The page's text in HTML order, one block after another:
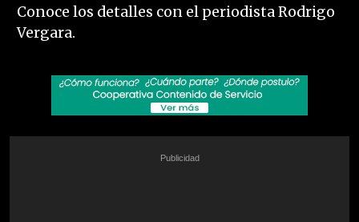
Conoce los detalles con el periodista Rodrigo
Vergara.